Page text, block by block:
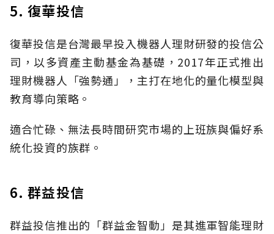
5. 復華投信
復華投信是台灣最早投入機器人理財研發的投信公
司，以多資產主動基金為基礎，2017年正式推出
理財機器人「強勢通」，主打在地化的量化模型與
教育導向策略。
適合忙碌、無法長時間研究市場的上班族與偏好系
統化投資的族群。
6. 群益投信
群益投信推出的「群益金智動」是其進軍智能理財